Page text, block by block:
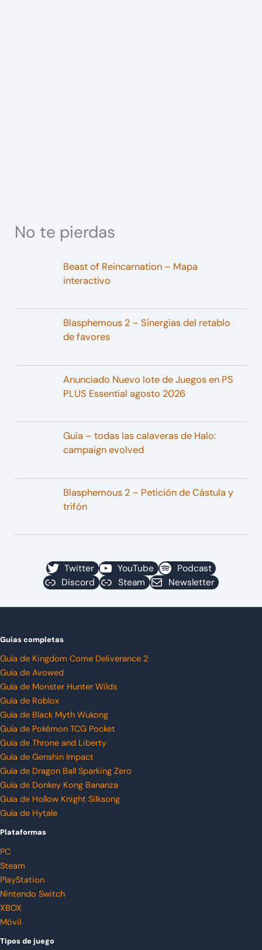
No te pierdas
Beast of Reincarnation – Mapa
interactivo
Blasphemous 2 – Sinergias del retablo
de favores
Anunciado Nuevo lote de Juegos en PS
PLUS Essential agosto 2026
Guía – todas las calaveras de Halo:
campaign evolved
Blasphemous 2 – Petición de Cástula y
trifón
Twitter YouTube
Podcast
Discord
Steam Newsletter
Guías completas
Guía de Kingdom Come Deliverance 2
Guía de Avowed
Guía de Monster Hunter Wilds
Guía de Roblox
Guía de Black Myth Wukong
Guía de Pokémon TCG Pocket
Guía de Throne and Liberty
Guía de Genshin Impact
Guía de Dragon Ball Sparking Zero
Guía de Donkey Kong Bananza
Guía de Hollow Knight Silksong
Guía de Hytale
Plataformas
PC
Steam
PlayStation
Nintendo Switch
XBOX
Móvil
Tipos de juego